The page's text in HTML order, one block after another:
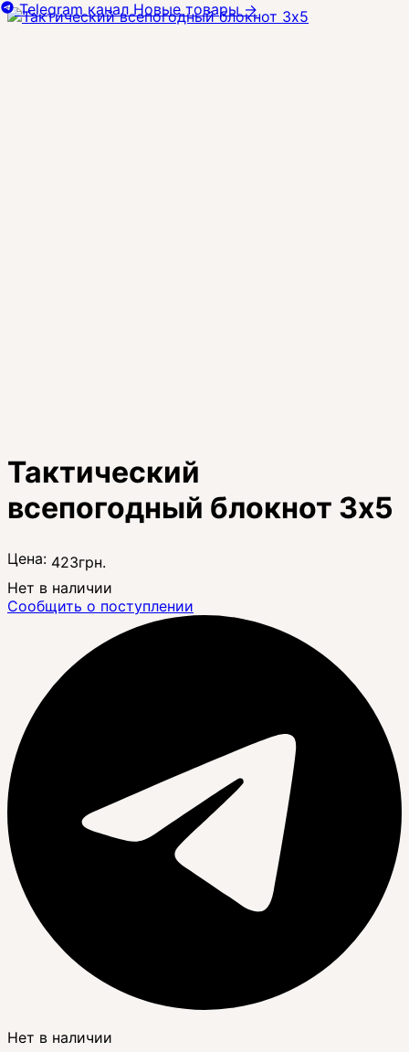
Тактический
всепогодный блокнот 3x5
Цена: 423грн.
Нет в наличии
Сообщить о поступлении
Нет в наличии
Telegram канал Новые товары →